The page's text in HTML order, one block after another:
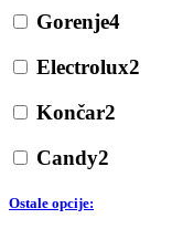
Gorenje4
Electrolux2
Končar2
Candy2
Ostale opcije: